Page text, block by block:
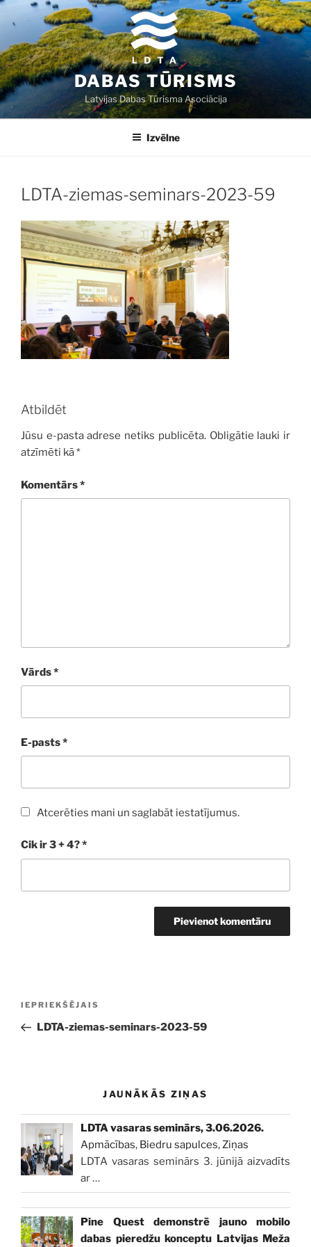
Doties
saturu
DABAS TŪRISMS
Latvijas Dabas Tūrisma Asociācija
Izvēlne
LDTA-ziemas-seminars-2023-59
Atbildēt
Jūsu e-pasta adrese netiks publicēta. Obligātie lauki ir
atzīmēti kā*
Komentārs*
Vārds*
E-pasts*
Atcerēties mani un saglabāt iestatījumus.
Cik ir 3 + 4?*
Iepriekšējā
ziņa:
IEPRIEKŠĒJAIS
LDTA-ziemas-seminars-2023-59
JAUNĀKĀS ZIŅAS
LDTA vasaras seminārs, 3.06.2026.
Apmācības, Biedru sapulces,Ziņas
LDTA vasaras seminārs 3. jūnijā aizvadīts
ar…
Pine Quest demonstrē jauno mobilo
dabas pieredžu konceptu Latvijas Meža